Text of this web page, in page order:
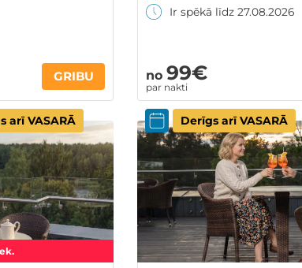
GRIBU
Ir spēkā līdz 27.08.2026
no 99€
par nakti
arī VASARĀ Derīgs arī VASARĀ